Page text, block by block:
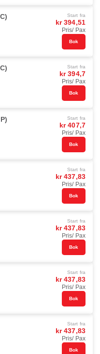
Start fra
kr 394,51
Pris/ Pax
Bok
Start fra
kr 394,7
Pris/ Pax
Bok
Start fra
kr 407,7
Pris/ Pax
Bok
Start fra
kr 437,83
Pris/ Pax
Bok
Start fra
kr 437,83
Pris/ Pax
Bok
Start fra
kr 437,83
Pris/ Pax
Bok
Start fra
kr 437,83
Pris/ Pax
Bok